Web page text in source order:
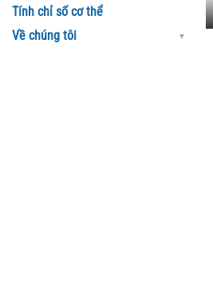
Tính chỉ số cơ thể
Về chúng tôi
▼